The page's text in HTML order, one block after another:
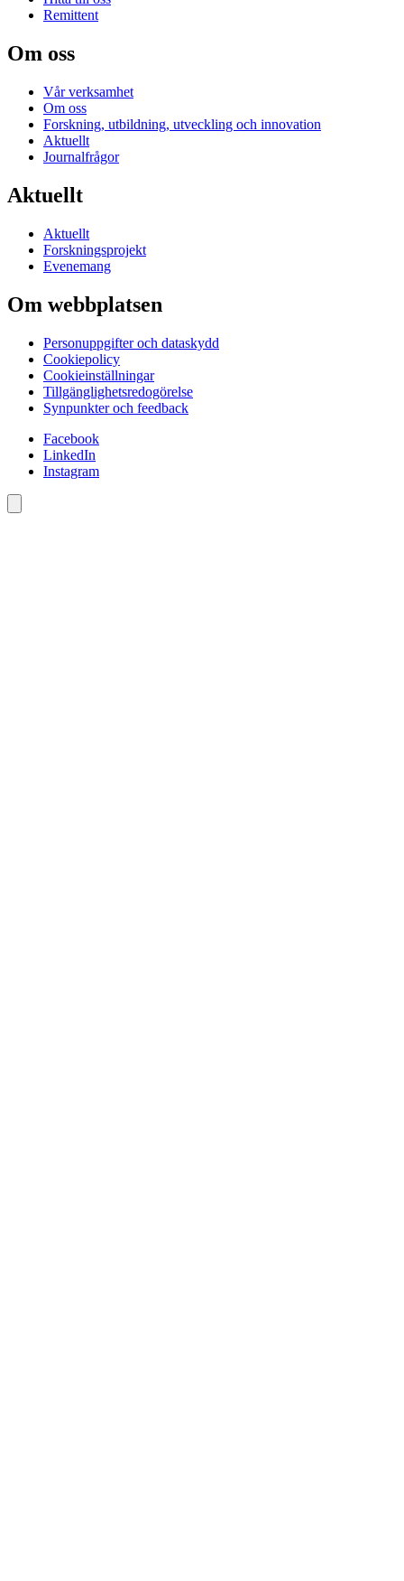
Remittent
Om oss
Vår verksamhet
Om oss
Forskning, utbildning, utveckling och innovation
Aktuellt
Journalfrågor
Aktuellt
Aktuellt
Forskningsprojekt
Evenemang
Om webbplatsen
Personuppgifter och dataskydd
Cookiepolicy
Cookieinställningar
Tillgänglighetsredogörelse
Synpunkter och feedback
Facebook
LinkedIn
Instagram